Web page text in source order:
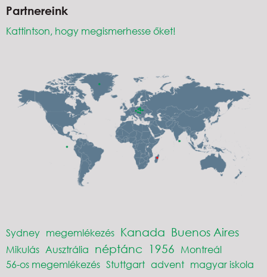
Partnereink
Kattintson, hogy megismerhesse őket!
Sydney megemlékezés Kanada Buenos Aires
Mikulás Ausztrália néptánc 1956 Montreál
56-os megemlékezés Stuttgart advent magyar iskola